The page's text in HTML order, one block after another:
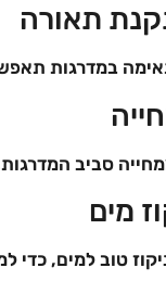
תאורה
במדרגות
סביב
מים
טוב למים,